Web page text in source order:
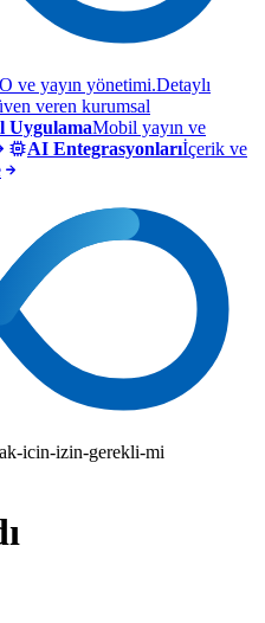
ve yayın yönetimi.Detaylı
veren kurumsal
UygulamaMobil yayın ve
AI Entegrasyonlarıİçerik ve
icin-izin-gerekli-mi